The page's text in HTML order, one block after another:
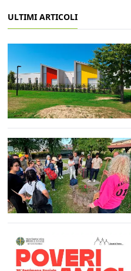
ULTIMI ARTICOLI